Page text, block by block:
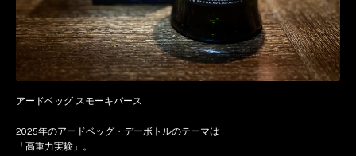
アードベッグ スモーキバース
2025年のアードベッグ・デーボトルのテーマは
「高重力実験」。